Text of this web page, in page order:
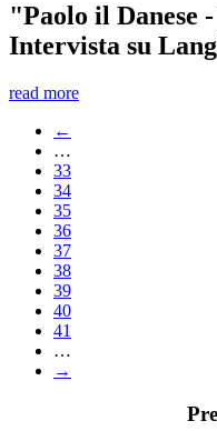
"Paolo il Danese
Intervista su
read more
←
…
33
34
35
36
37
38
39
40
41
…
→